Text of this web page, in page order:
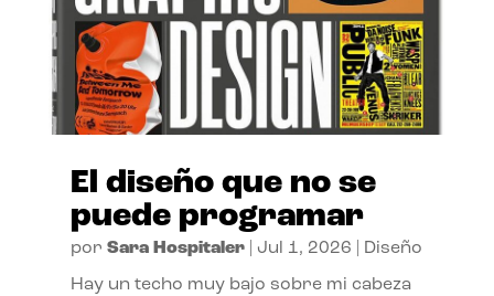
El diseño que no se
puede programar
por Sara Hospitaler| Jul 1, 2026 Diseño
Hay un techo muy bajo sobre mi cabeza